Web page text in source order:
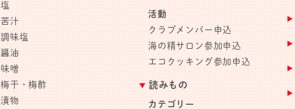
塩
苦汁
調味塩
醤油
味噌
梅干・梅酢
漬物
活動
クラブメンバー申込
海の精サロン参加申込
エコクッキング参加申込
読みもの
カテゴリー